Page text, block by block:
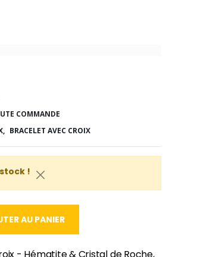
COMMANDE
BRACELET AVEC CROIX
!
AU PANIER